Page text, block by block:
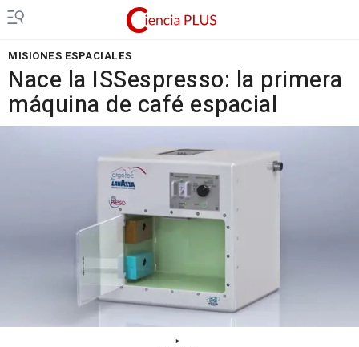
MISIONES ESPACIALES
Nace la ISSespresso: la primera
máquina de café espacial